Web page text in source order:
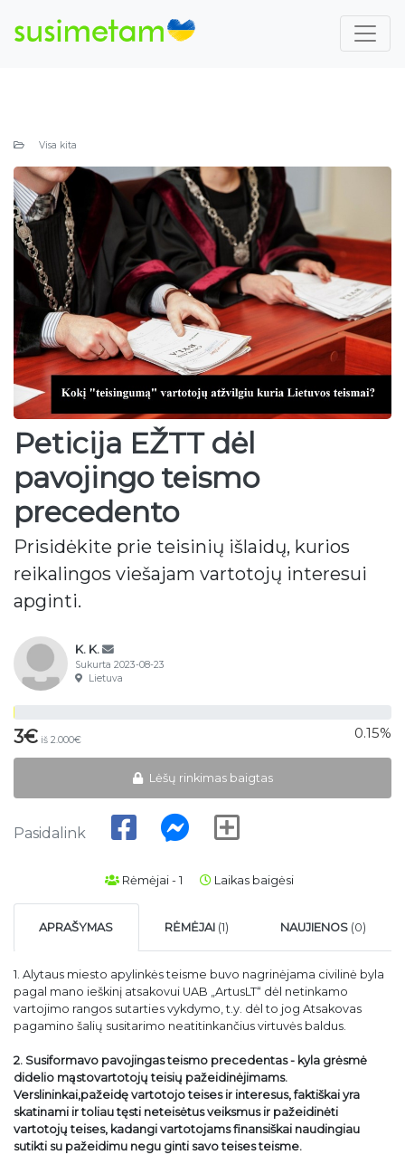
Visa kita
Peticija EŽTT dėl
pavojingo teismo
precedento
Prisidėkite prie teisinių išlaidų, kurios
reikalingos viešajam vartotojų interesui
apginti.
K. K.
Sukurta 2023-08-23
Lietuva
3€ iš 2.000€ 0.15%
Lėšų rinkimas baigtas
Pasidalink
Rėmėjai - 1 Laikas baigėsi
APRAŠYMAS RĖMĖJAI (1) NAUJIENOS(0)
1. Alytaus miesto apylinkės teisme buvo nagrinėjama civilinė byla
pagal mano ieškinį atsakovui UAB „ArtusLT“ dėl netinkamo
vartojimo rangos sutarties vykdymo, t.y. dėl to jog Atsakovas
pagamino šalių susitarimo neatitinkančius virtuvės baldus.
2. Susiformavo pavojingas teismo precedentas - kyla grėsmė
didelio mąstovartotojų teisių pažeidinėjimams.
Verslininkai,pažeidę vartotojo teises ir interesus, faktiškai yra
skatinami ir toliau tęsti neteisėtus veiksmus ir pažeidinėti
vartotojų teises, kadangi vartotojams finansiškai naudingiau
sutikti su pažeidimu negu ginti savo teises teisme.